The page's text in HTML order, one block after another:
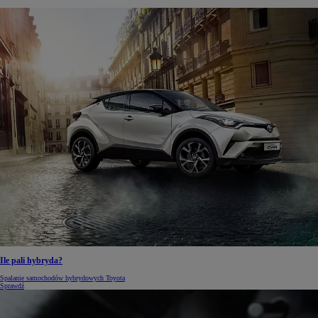
Ile pali hybryda?
Spalanie samochodów hybrydowych Toyota
Sprawdź